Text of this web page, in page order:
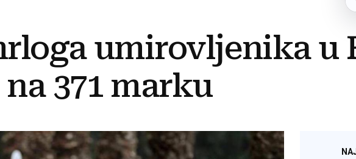
umirovljenika u
371 marku